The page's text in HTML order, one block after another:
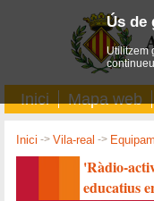
Inici Mapa web
Inici ->Vila-real ->
'Ràdio-
educatius
Ús de
Utilitzem